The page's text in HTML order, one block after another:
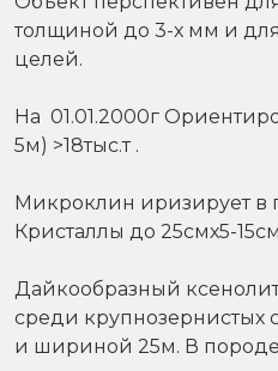
толщиной до 3-х мм и
целей.
На 01.01.2000г
5м) >18тыс.т .
Микроклин иризирует в
Кристаллы до 25смх5-15см
Дайкообразный
среди крупнозернистых
и шириной 25м. В